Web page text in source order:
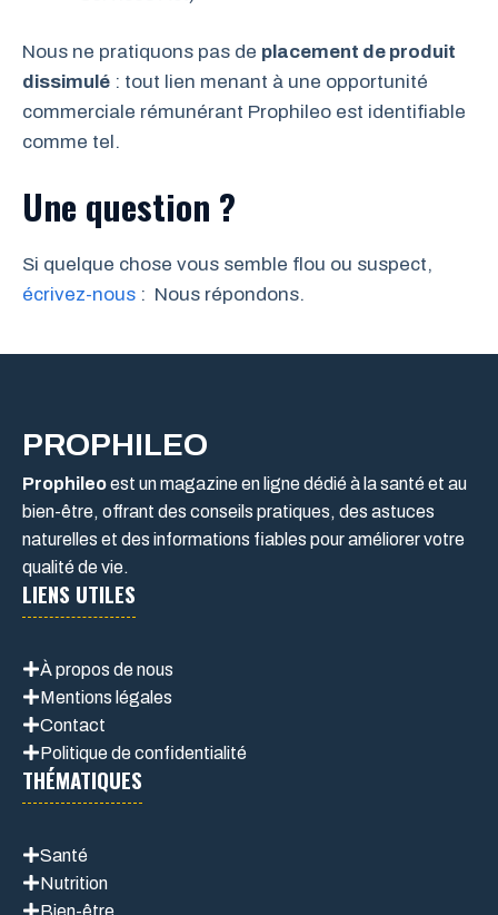
Nous ne pratiquons pas de placement de produit
dissimulé : tout lien menant à une opportunité
commerciale rémunérant Prophileo est identifiable
comme tel.
Une question ?
Si quelque chose vous semble flou ou suspect,
écrivez-nous : Nous répondons.
PROPHILEO
Prophileoest un magazine en ligne dédié à la santé et au
bien-être, offrant des conseils pratiques, des astuces
naturelles et des informations fiables pour améliorer votre
qualité de vie.
LIENS UTILES
À propos de nous
Mentions légales
Contact
Politique de confidentialité
THÉMATIQUES
Santé
Nutrition
Bien-être